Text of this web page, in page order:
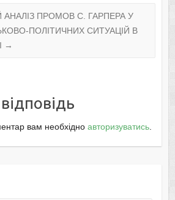
ПРОМОВ С. ГАРПЕРА У
ПОЛІТИЧНИХ СИТУАЦІЙ В
→
вам необхідно авторизуватись.